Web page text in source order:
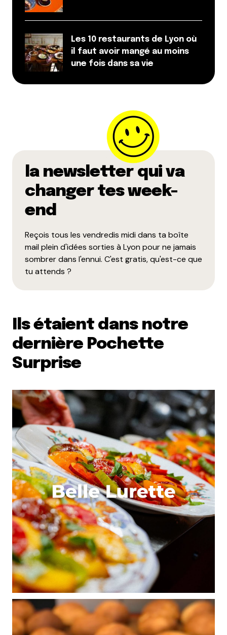
Les 10 restaurants de Lyon où
il faut avoir mangé au moins
une fois dans sa vie
la newsletter qui va
changer tes week-
end
Reçois tous les vendredis midi dans ta boîte
mail plein d'idées sorties à Lyon pour ne jamais
sombrer dans l'ennui. C'est gratis, qu'est-ce que
tu attends ?
Ils étaient dans notre
dernière Pochette
Surprise